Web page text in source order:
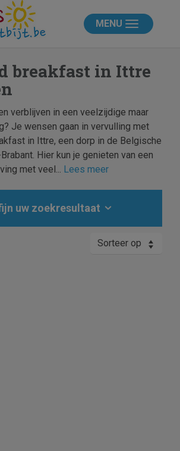
MENU
breakfast in Ittre
verblijven in een veelzijdige maar
Je wensen gaan in vervulling met
in Ittre, een dorp in de Belgische
Hier kun je genieten van een
met veel... Lees meer
uw zoekresultaat
Sorteer op